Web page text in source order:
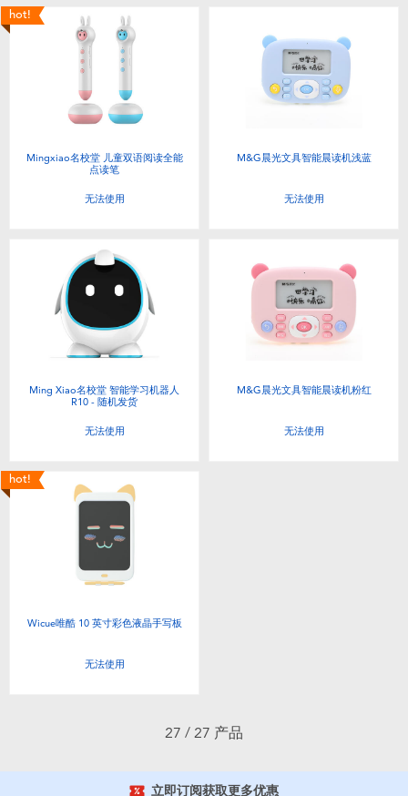
hot!
Mingxiao名校堂 儿童双语阅读全能
点读笔
无法使用
M&G晨光文具智能晨读机浅蓝
无法使用
Ming Xiao名校堂 智能学习机器人
R10 - 随机发货
无法使用
M&G晨光文具智能晨读机粉红
无法使用
hot!
Wicue唯酷 10 英寸彩色液晶手写板
无法使用
27 / 27 产品
立即订阅获取更多优惠